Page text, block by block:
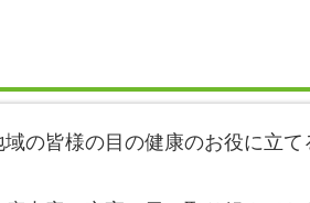
の皆様の目の健康のお役に立て